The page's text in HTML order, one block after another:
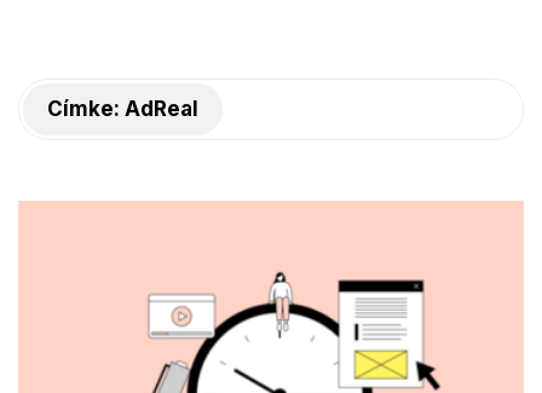
l
s
a
Címke: AdReal